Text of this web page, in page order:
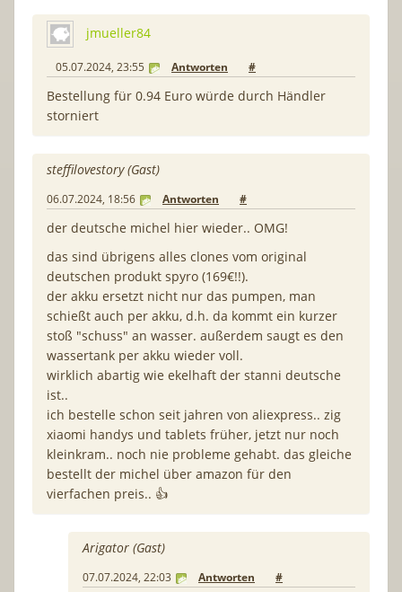
jmueller84
05.07.2024, 23:55 Antworten #
Bestellung für 0.94 Euro würde durch Händler
storniert
steffilovestory (Gast)
06.07.2024, 18:56 Antworten #
der deutsche michel hier wieder.. OMG!
das sind übrigens alles clones vom original
deutschen produkt spyro (169€!!).
der akku ersetzt nicht nur das pumpen, man
schießt auch per akku, d.h. da kommt ein kurzer
stoß "schuss" an wasser. außerdem saugt es den
wassertank per akku wieder voll.
wirklich abartig wie ekelhaft der stanni deutsche
ist..
ich bestelle schon seit jahren von aliexpress.. zig
xiaomi handys und tablets früher, jetzt nur noch
kleinkram.. noch nie probleme gehabt. das gleiche
bestellt der michel über amazon für den
vierfachen preis.. 👍
Arigator (Gast)
07.07.2024, 22:03 Antworten #